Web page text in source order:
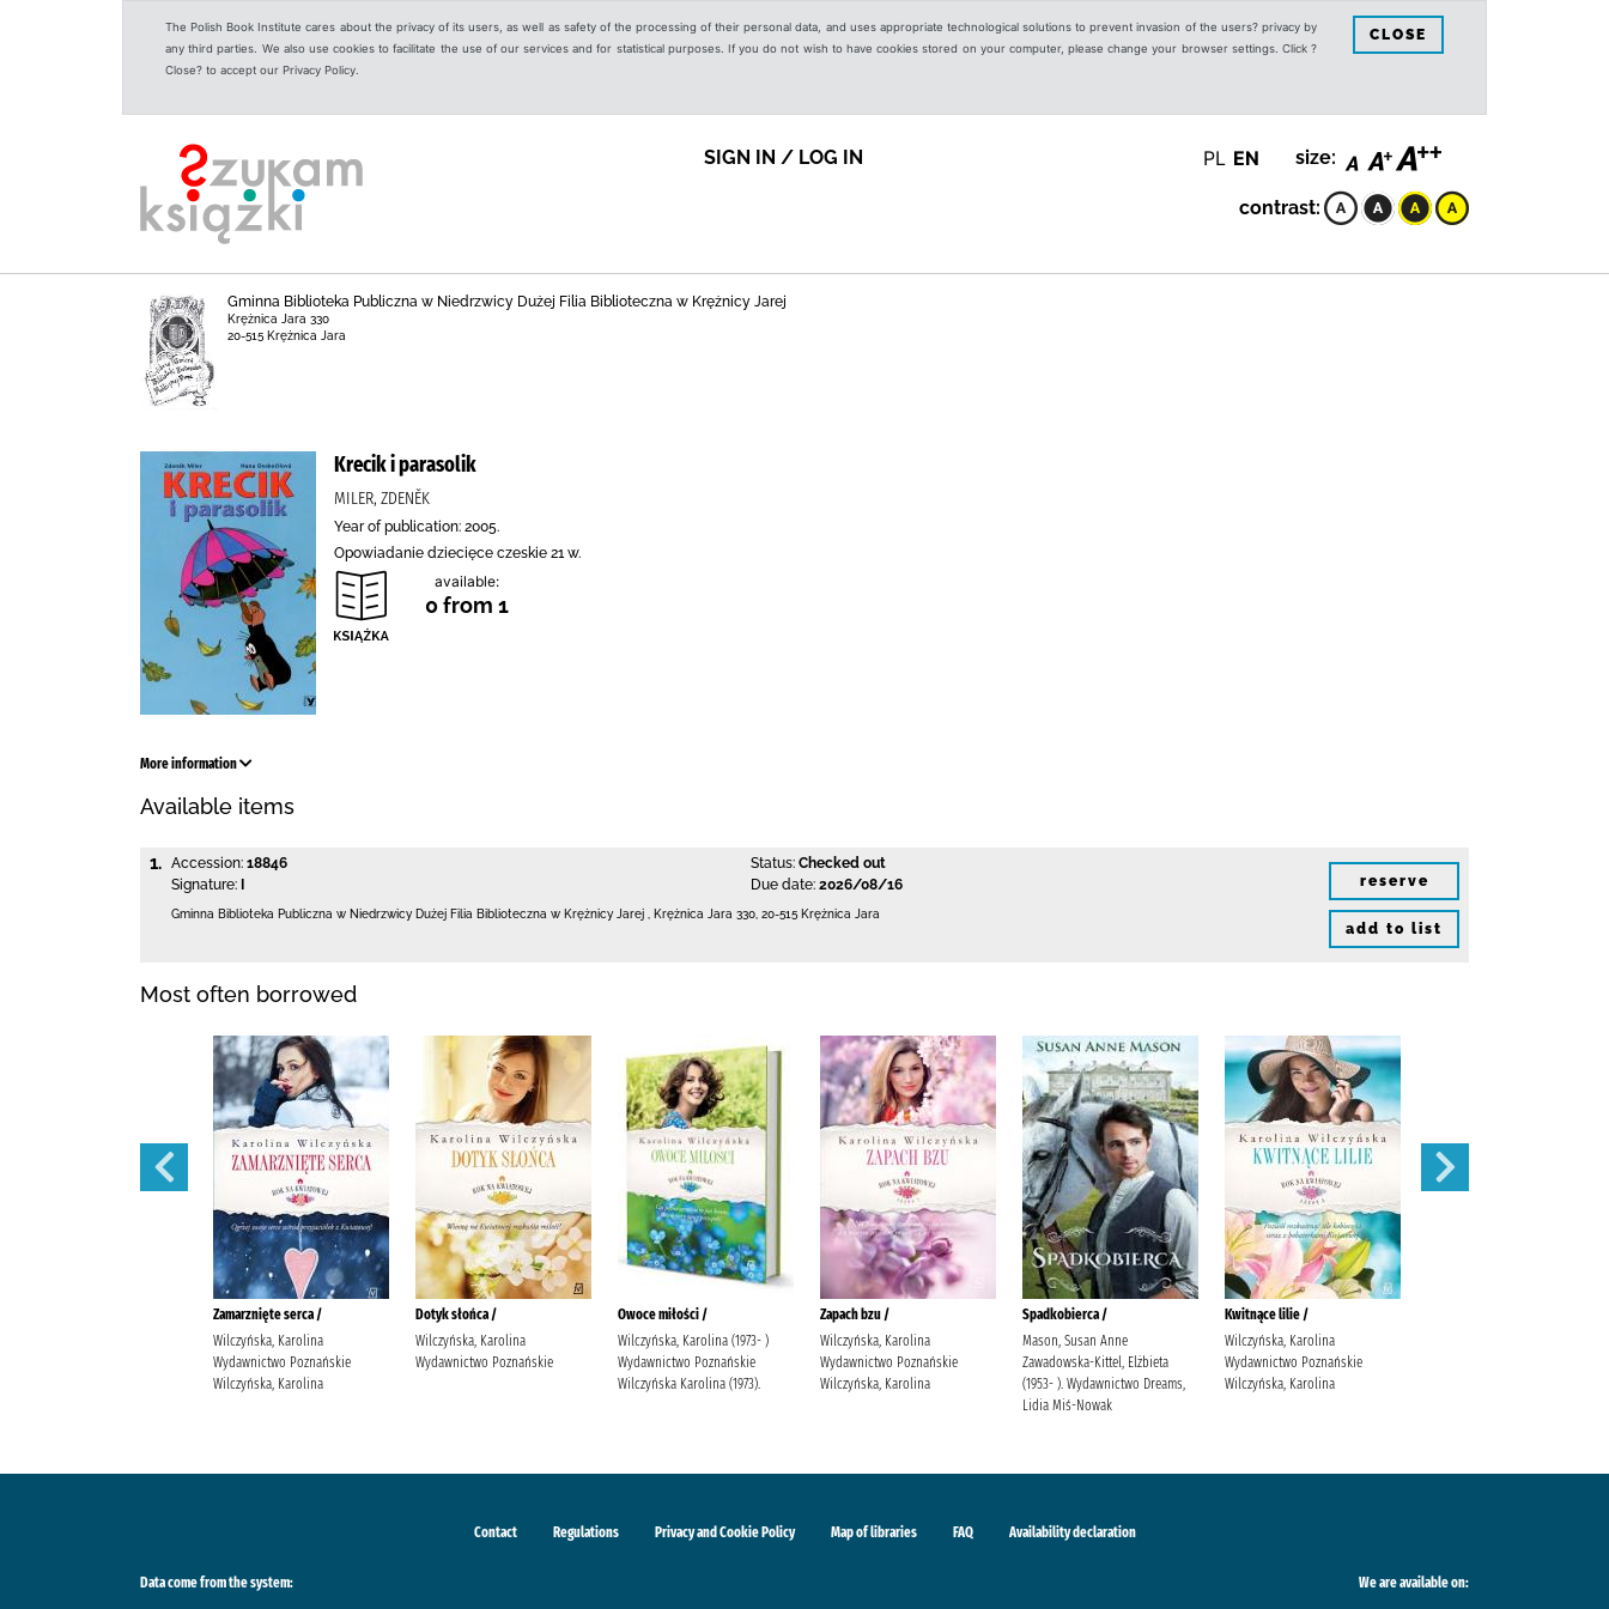
The Polish Book Institute cares about the privacy of its users, as well as safety of the processing of their personal data, and uses appropriate technological solutions to prevent invasion of the users? privacy by
any third parties. We also use cookies to facilitate the use of our services and for statistical purposes. If you do not wish to have cookies stored on your computer, please change your browser settings. Click ?
Close? to accept our Privacy Policy.
CLOSE
SIGN IN / LOG IN PL EN size:
contrast:
Gminna Biblioteka Publiczna w Niedrzwicy Dużej Filia Biblioteczna w Krężnicy Jarej
Krężnica Jara 330
20-515 Krężnica Jara
Krecik i parasolik
MILER, ZDENĚK
Year of publication: 2005.
Opowiadanie dziecięce czeskie 21 w.
available:
0 from 1
More information
Available items
1. Accession: 18846
Signature:
Status: Checked out
Due date: 2026/08/16
Gminna Biblioteka Publiczna w Niedrzwicy Dużej Filia Biblioteczna w Krężnicy Jarej Krężnica Jara 330 20-515 Krężnica Jara
reserve
add to list
Most often borrowed
Zamarznięte serca /
Wilczyńska, Karolina
Wydawnictwo Poznańskie
Wilczyńska, Karolina
Dotyk słońca /
Wilczyńska, Karolina
Wydawnictwo Poznańskie
Owoce miłości /
Wilczyńska, Karolina (1973- )
Wydawnictwo Poznańskie
Wilczyńska Karolina (1973).
Zapach bzu /
Wilczyńska, Karolina
Wydawnictwo Poznańskie
Wilczyńska, Karolina
Spadkobierca /
Mason, Susan Anne
Zawadowska-Kittel, Elżbieta
(1953- ). Wydawnictwo Dreams,
Lidia Miś-Nowak
Kwitnące lilie /
Wilczyńska, Karolina
Wydawnictwo Poznańskie
Wilczyńska, Karolina
Contact Regulations Privacy and Cookie Policy Map of libraries FAQ Availability declaration
Data come from the system: We are available on: